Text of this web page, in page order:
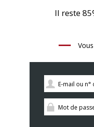
Il reste